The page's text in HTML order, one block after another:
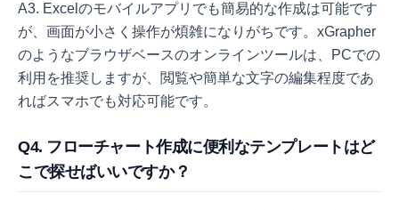
A3. Excelのモバイルアプリでも簡易的な作成は可能です
が、画面が小さく操作が煩雑になりがちです。xGrapher
のようなブラウザベースのオンラインツールは、PCでの
利用を推奨しますが、閲覧や簡単な文字の編集程度であ
ればスマホでも対応可能です。
Q4. フローチャート作成に便利なテンプレートはど
こで探せばいいですか？